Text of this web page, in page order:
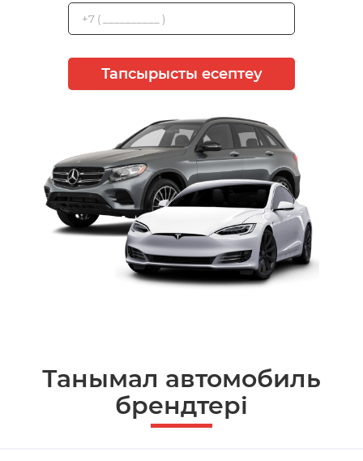
Тапсырысты есептеу
Танымал автомобиль
брендтері